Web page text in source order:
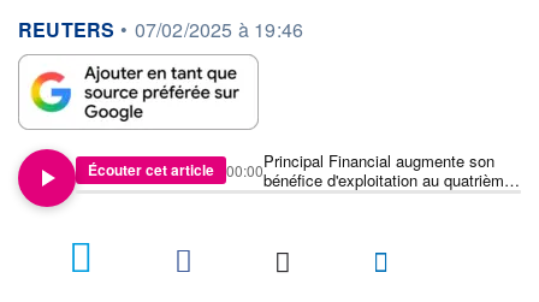
information fournie par
REUTERS • 07/02/2025 à 19:46
Écouter cet article
Principal Financial augmente son
bénéfice d'exploitation au quatrième
trimestre
00:00